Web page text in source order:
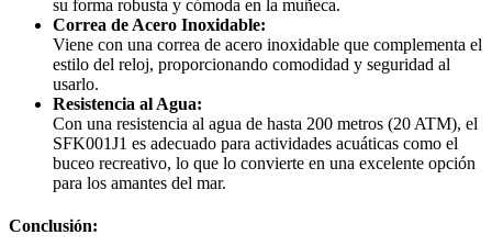
su forma robusta y cómoda en la muñeca.
Correa de Acero Inoxidable:
Viene con una correa de acero inoxidable que complementa el
estilo del reloj, proporcionando comodidad y seguridad al
usarlo.
Resistencia al Agua:
Con una resistencia al agua de hasta 200 metros (20 ATM), el
SFK001J1 es adecuado para actividades acuáticas como el
buceo recreativo, lo que lo convierte en una excelente opción
para los amantes del mar.
Conclusión: